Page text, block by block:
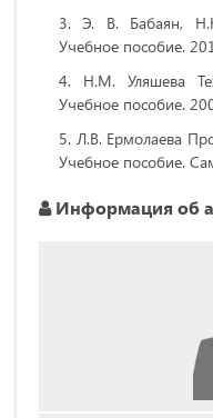
Э. В. Бабаян,
Учебное пособие.
Н.М. Уляшева
Учебное пособие.
Л.В. Ермолаева
Учебное пособие.
Информация об